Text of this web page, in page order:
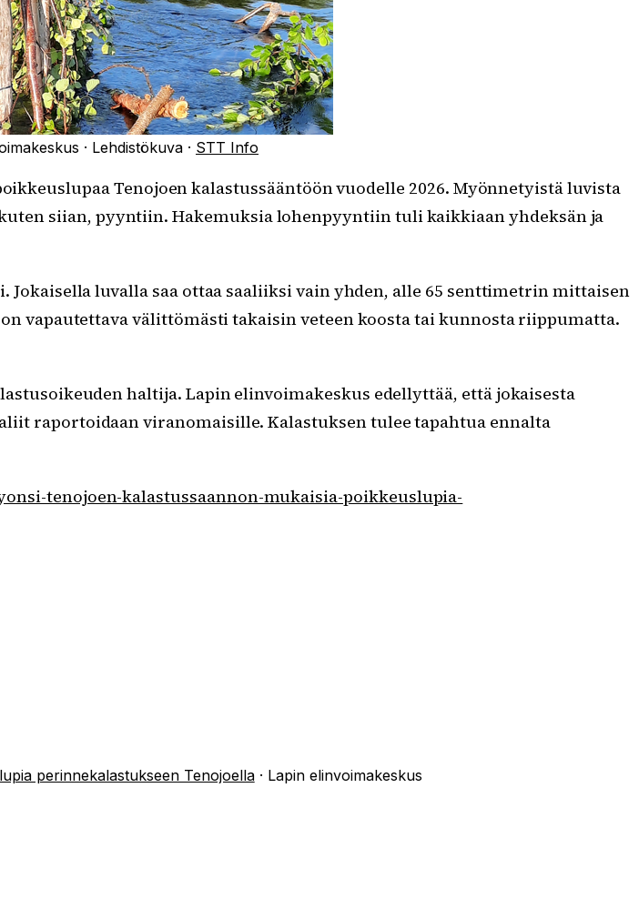
· Lehdistökuva · STT Info
Tenojoen kalastussääntöön vuodelle 2026. Myönnetyistä luvista
siian, pyyntiin. Hakemuksia lohenpyyntiin tuli kaikkiaan yhdeksän ja
luvalla saa ottaa saaliiksi vain yhden, alle 65 senttimetrin mittaisen
vapautettava välittömästi takaisin veteen koosta tai kunnosta riippumatta.
haltija. Lapin elinvoimakeskus edellyttää, että jokaisesta
raportoidaan viranomaisille. Kalastuksen tulee tapahtua ennalta
tenojoen-kalastussaannon-mukaisia-poikkeuslupia-
perinnekalastukseen Tenojoella· Lapin elinvoimakeskus